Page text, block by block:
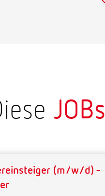
JOBs
(m/w/d) -